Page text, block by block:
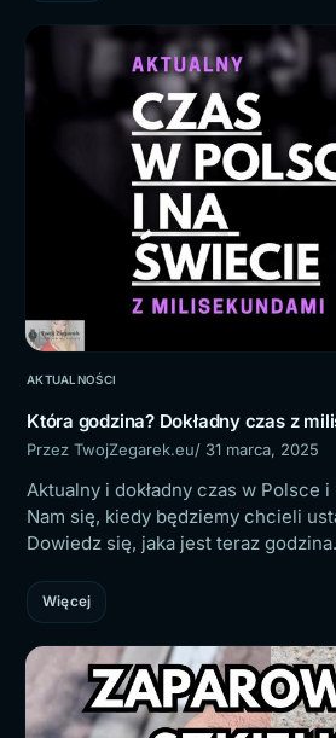
AKTUALNOŚCI
Która godzina? Dokładny czas z
Przez TwojZegarek.eu/ 31 marca, 2025
Aktualny i dokładny czas w Polsce
Nam się, kiedy będziemy chcieli
Dowiedz się, jaka jest teraz
Więcej